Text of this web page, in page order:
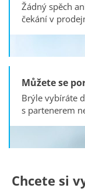
Žádný spěch
čekání v
Můžete se
Brýle vybíráte
s partenerem
Chcete si